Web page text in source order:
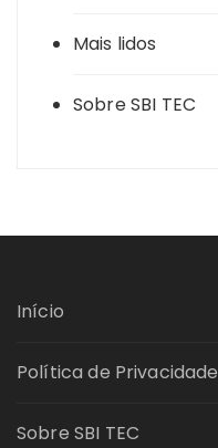
Mais lidos
Sobre SBI TEC
Início
Política de Privacidade
Sobre SBI TEC